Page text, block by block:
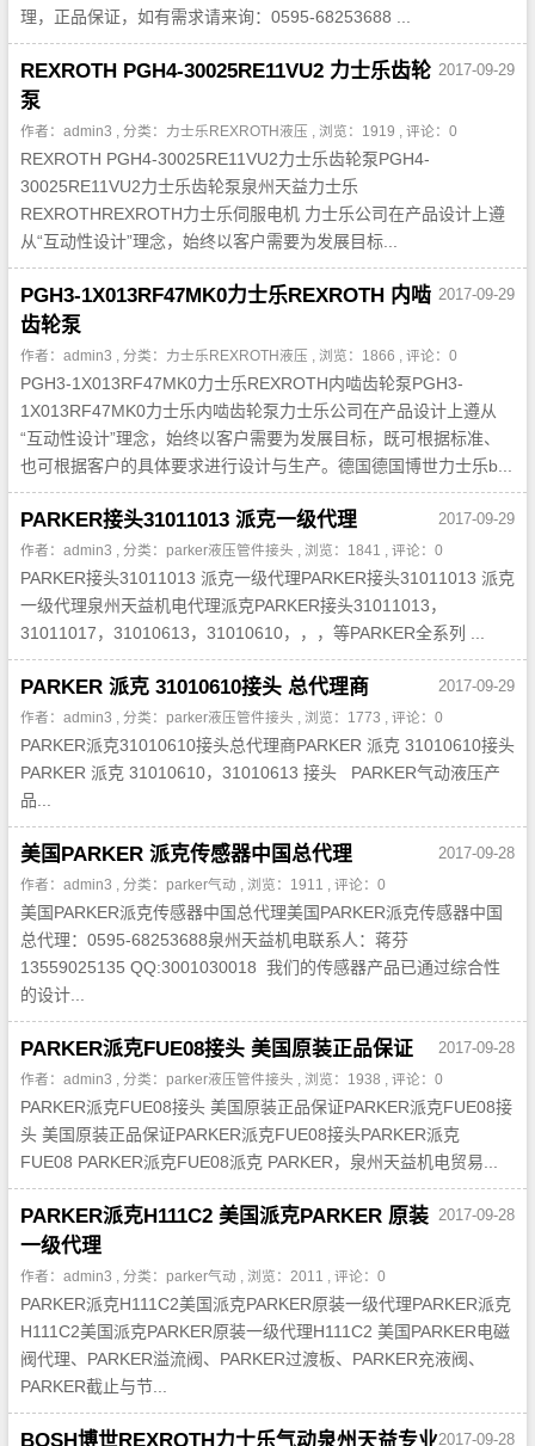
理，正品保证，如有需求请来询：0595-68253688 ...
2017-09-29
REXROTH PGH4-30025RE11VU2 力士乐齿轮
泵
作者：admin3 , 分类： 力士乐REXROTH液压 , 浏览：1919 , 评论：0
REXROTH PGH4-30025RE11VU2力士乐齿轮泵PGH4-
30025RE11VU2力士乐齿轮泵泉州天益力士乐
REXROTHREXROTH力士乐伺服电机 力士乐公司在产品设计上遵
从“互动性设计”理念，始终以客户需要为发展目标...
2017-09-29
PGH3-1X013RF47MK0力士乐REXROTH 内啮
齿轮泵
作者：admin3 , 分类： 力士乐REXROTH液压 , 浏览：1866 , 评论：0
PGH3-1X013RF47MK0力士乐REXROTH内啮齿轮泵PGH3-
1X013RF47MK0力士乐内啮齿轮泵力士乐公司在产品设计上遵从
“互动性设计”理念，始终以客户需要为发展目标，既可根据标准、
也可根据客户的具体要求进行设计与生产。德国德国博世力士乐b...
2017-09-29
PARKER接头31011013 派克一级代理
作者：admin3 , 分类： parker液压管件接头 , 浏览：1841 , 评论：0
PARKER接头31011013 派克一级代理PARKER接头31011013 派克
一级代理泉州天益机电代理派克PARKER接头31011013，
31011017，31010613，31010610，，，等PARKER全系列 ...
2017-09-29
PARKER 派克 31010610接头 总代理商
作者：admin3 , 分类： parker液压管件接头 , 浏览：1773 , 评论：0
PARKER派克31010610接头总代理商PARKER 派克 31010610接头
PARKER 派克 31010610，31010613 接头 PARKER气动液压产
品...
2017-09-28
美国PARKER 派克传感器中国总代理
作者：admin3 , 分类： parker气动 , 浏览：1911 , 评论：0
美国PARKER派克传感器中国总代理美国PARKER派克传感器中国
总代理：0595-68253688泉州天益机电联系人：蒋芬
13559025135 QQ:3001030018 我们的传感器产品已通过综合性
的设计...
2017-09-28
PARKER派克FUE08接头 美国原装正品保证
作者：admin3 , 分类： parker液压管件接头 , 浏览：1938 , 评论：0
PARKER派克FUE08接头 美国原装正品保证PARKER派克FUE08接
头 美国原装正品保证PARKER派克FUE08接头PARKER派克
FUE08 PARKER派克FUE08派克 PARKER，泉州天益机电贸易...
2017-09-28
PARKER派克H111C2 美国派克PARKER 原装
一级代理
作者：admin3 , 分类： parker气动 , 浏览：2011 , 评论：0
PARKER派克H111C2美国派克PARKER原装一级代理PARKER派克
H111C2美国派克PARKER原装一级代理H111C2 美国PARKER电磁
阀代理、PARKER溢流阀、PARKER过渡板、PARKER充液阀、
PARKER截止与节...
2017-09-28
BOSH博世REXROTH力士乐气动泉州天益专业